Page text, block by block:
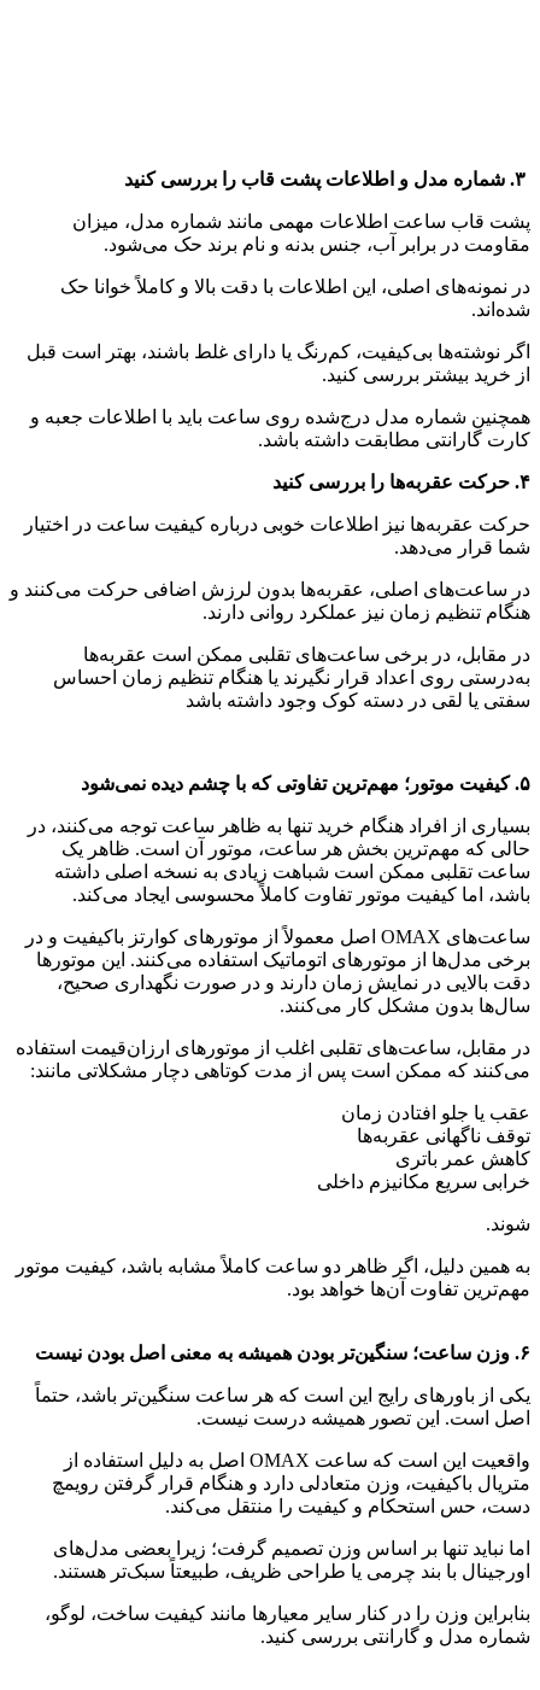
۳. شماره مدل و اطلاعات پشت قاب را بررسی کنید
پشت قاب ساعت اطلاعات مهمی مانند شماره مدل، میزان
مقاومت در برابر آب، جنس بدنه و نام برند حک می‌شود.
در نمونه‌های اصلی، این اطلاعات با دقت بالا و کاملاً خوانا حک
شده‌اند.
اگر نوشته‌ها بی‌کیفیت، کم‌رنگ یا دارای غلط باشند، بهتر است قبل
از خرید بیشتر بررسی کنید.
همچنین شماره مدل درج‌شده روی ساعت باید با اطلاعات جعبه و
کارت گارانتی مطابقت داشته باشد.
۴. حرکت عقربه‌ها را بررسی کنید
حرکت عقربه‌ها نیز اطلاعات خوبی درباره کیفیت ساعت در اختیار
شما قرار می‌دهد.
در ساعت‌های اصلی، عقربه‌ها بدون لرزش اضافی حرکت می‌کنند و
هنگام تنظیم زمان نیز عملکرد روانی دارند.
در مقابل، در برخی ساعت‌های تقلبی ممکن است عقربه‌ها
به‌درستی روی اعداد قرار نگیرند یا هنگام تنظیم زمان احساس
سفتی یا لقی در دسته کوک وجود داشته باشد
۵. کیفیت موتور؛ مهم‌ترین تفاوتی که با چشم دیده نمی‌شود
بسیاری از افراد هنگام خرید تنها به ظاهر ساعت توجه می‌کنند، در
حالی که مهم‌ترین بخش هر ساعت، موتور آن است. ظاهر یک
ساعت تقلبی ممکن است شباهت زیادی به نسخه اصلی داشته
باشد، اما کیفیت موتور تفاوت کاملاً محسوسی ایجاد می‌کند.
ساعت‌های OMAX اصل معمولاً از موتورهای کوارتز باکیفیت و در
برخی مدل‌ها از موتورهای اتوماتیک استفاده می‌کنند. این موتورها
دقت بالایی در نمایش زمان دارند و در صورت نگهداری صحیح،
سال‌ها بدون مشکل کار می‌کنند.
در مقابل، ساعت‌های تقلبی اغلب از موتورهای ارزان‌قیمت استفاده
می‌کنند که ممکن است پس از مدت کوتاهی دچار مشکلاتی مانند:
عقب یا جلو افتادن زمان
توقف ناگهانی عقربه‌ها
کاهش عمر باتری
خرابی سریع مکانیزم داخلی
شوند.
به همین دلیل، اگر ظاهر دو ساعت کاملاً مشابه باشد، کیفیت موتور
مهم‌ترین تفاوت آن‌ها خواهد بود.
۶. وزن ساعت؛ سنگین‌تر بودن همیشه به معنی اصل بودن نیست
یکی از باورهای رایج این است که هر ساعت سنگین‌تر باشد، حتماً
اصل است. این تصور همیشه درست نیست.
واقعیت این است که ساعت OMAX اصل به دلیل استفاده از
متریال باکیفیت، وزن متعادلی دارد و هنگام قرار گرفتن رویمچ
دست، حس استحکام و کیفیت را منتقل می‌کند.
اما نباید تنها بر اساس وزن تصمیم گرفت؛ زیرا بعضی مدل‌های
اورجینال با بند چرمی یا طراحی ظریف، طبیعتاً سبک‌تر هستند.
بنابراین وزن را در کنار سایر معیارها مانند کیفیت ساخت، لوگو،
شماره مدل و گارانتی بررسی کنید.